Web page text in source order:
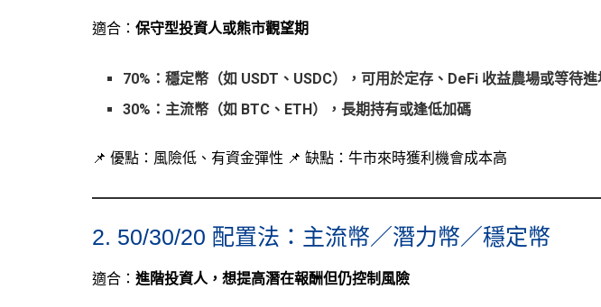
適合： 保守型投資人或熊市觀望期
70%：穩定幣（如 USDT、USDC），可用於定存、DeFi 收益農場或等待
30%：主流幣（如 BTC、ETH），長期持有或逢低加碼
📌 優點：風險低、有資金彈性 📌 缺點：牛市來時獲利機會成本高
2. 50/30/20 配置法：主流幣／潛力幣／穩定幣
適合： 進階投資人，想提高潛在報酬但仍控制風險